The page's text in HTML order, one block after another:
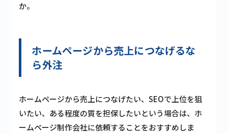
か。
ホームページから売上につなげるな
ら外注
ホームページから売上につなげたい、SEOで上位を狙
いたい、ある程度の質を担保したいという場合は、ホ
ームページ制作会社に依頼することをおすすめしま